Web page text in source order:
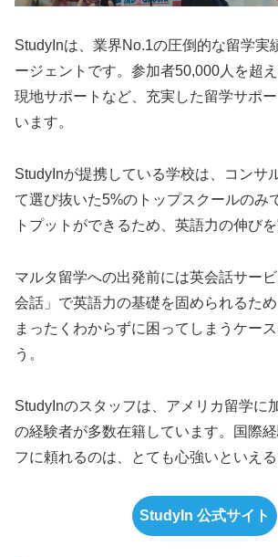
StudyInは、業界No.1の圧倒的な留学実
ージェントです。参加者50,000人を超
現地サポートなど、充実した留学サポ
います。
StudyInが提携している学校は、コンサ
て選び抜いた5%のトップスクールのみ
トプットができるため、英語力の伸びを
マルタ留学への出発前には英会話サー
会話」で英語力の基礎を固められるた
まったくわからずに困ってしまうケー
う。
StudyInのスタッフは、アメリカ留学に
の経験者が多数在籍しています。国際
フに頼れるのは、とても心強いといえる
StudyIn 公式サイト